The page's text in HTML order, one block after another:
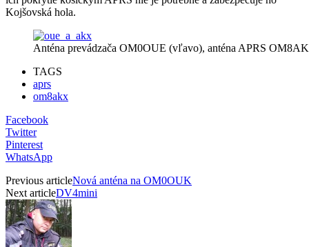
Kojšovská hola.
Anténa prevádzača OM0OUE (vľavo), anténa APRS
TAGS
aprs
om8akx
Facebook
Twitter
Pinterest
WhatsApp
Previous articleNová anténa na OM0OUK
Next articleDV4mini